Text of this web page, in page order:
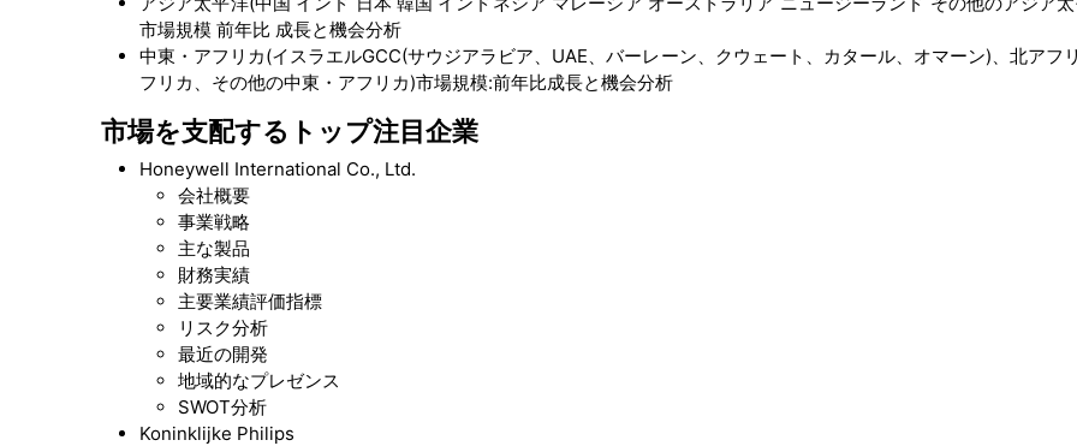
市場規模 前年比 成長と機会分析
中東・アフリカ(イスラエルGCC(サウジアラビア、UAE、バーレーン、クウェート、カタール、オマーン)、北アフ
フリカ、その他の中東・アフリカ)市場規模:前年比成長と機会分析
市場を支配するトップ注目企業
Honeywell International Co., Ltd.
会社概要
事業戦略
主な製品
財務実績
主要業績評価指標
リスク分析
最近の開発
地域的なプレゼンス
SWOT分析
Koninklijke Philips